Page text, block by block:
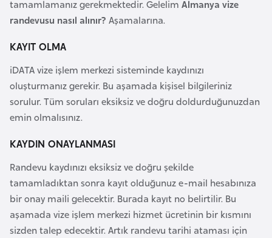
tamamlamanız gerekmektedir. Gelelim Almanya vize
randevusu nasıl alınır? Aşamalarına.
KAYIT OLMA
iDATA vize işlem merkezi sisteminde kaydınızı
oluşturmanız gerekir. Bu aşamada kişisel bilgileriniz
sorulur. Tüm soruları eksiksiz ve doğru doldurduğunuzdan
emin olmalısınız.
KAYDIN ONAYLANMASI
Randevu kaydınızı eksiksiz ve doğru şekilde
tamamladıktan sonra kayıt olduğunuz e-mail hesabınıza
bir onay maili gelecektir. Burada kayıt no belirtilir. Bu
aşamada vize işlem merkezi hizmet ücretinin bir kısmını
sizden talep edecektir. Artık randevu tarihi ataması için
r
e
n
B
a
n
g
a
d
e
ş